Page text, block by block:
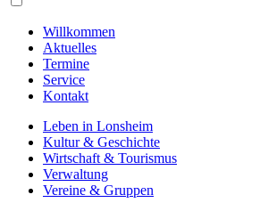
Willkommen
Aktuelles
Termine
Service
Kontakt
Leben in Lonsheim
Kultur & Geschichte
Wirtschaft & Tourismus
Verwaltung
Vereine & Gruppen